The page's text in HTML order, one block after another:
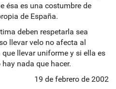
ésa es una costumbre de
de España.
deben respetarla sea
llevar velo no afecta al
llevar uniforme y si ella es
nada que hacer.
19 de febrero de 2002